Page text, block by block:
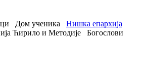
Дом ученика
Нишка епархија
Ћирило и Методије
Богослови